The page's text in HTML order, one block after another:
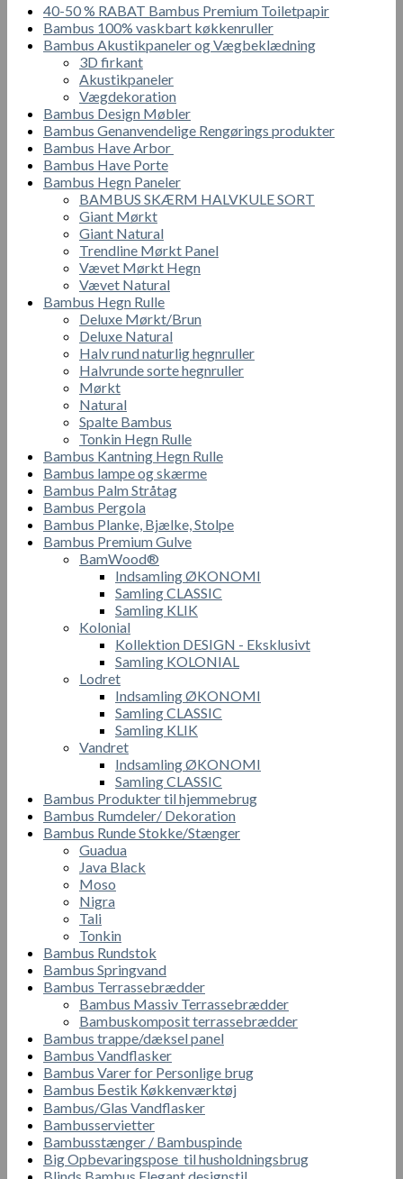
x
90
mm
antal
40-50 % RABAT Bambus Premium Toiletpapir
Bambus 100% vaskbart køkkenruller
Bambus Akustikpaneler og Vægbeklædning
3D firkant
Akustikpaneler
Vægdekoration
Bambus Design Møbler
Bambus Genanvendelige Rengørings produkter
Bambus Have Arbor
Bambus Have Porte
Bambus Hegn Paneler
BAMBUS SKÆRM HALVKULE SORT
Giant Mørkt
Giant Natural
Trendline Mørkt Panel
Vævet Mørkt Hegn
Vævet Natural
Bambus Hegn Rulle
Deluxe Mørkt/Brun
Deluxe Natural
Halv rund naturlig hegnruller
Halvrunde sorte hegnruller
Mørkt
Natural
Spalte Bambus
Tonkin Hegn Rulle
Bambus Kantning Hegn Rulle
Bambus lampe og skærme
Bambus Palm Stråtag
Bambus Pergola
Bambus Planke, Bjælke, Stolpe
Bambus Premium Gulve
BamWood®
Indsamling ØKONOMI
Samling CLASSIC
Samling KLIK
Kolonial
Kollektion DESIGN - Eksklusivt
Samling KOLONIAL
Lodret
Indsamling ØKONOMI
Samling CLASSIC
Samling KLIK
Vandret
Indsamling ØKONOMI
Samling CLASSIC
Bambus Produkter til hjemmebrug
Bambus Rumdeler/ Dekoration
Bambus Runde Stokke/Stænger
Guadua
Java Black
Moso
Nigra
Tali
Tonkin
Bambus Rundstok
Bambus Springvand
Bambus Terrassebrædder
Bambus Massiv Terrassebrædder
Bambuskomposit terrassebrædder
Bambus trappe/dæksel panel
Bambus Vandflasker
Bambus Varer for Personlige brug
Bambus Бestik Кøkkenværktøj
Bambus/Glas Vandflasker
Bambusservietter
Bambusstænger / Bambuspinde
Big Opbevaringspose til husholdningsbrug